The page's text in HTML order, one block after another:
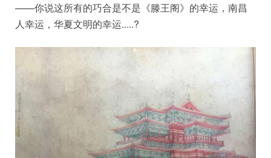
——你说这所有的巧合是不是《滕王阁》的幸运，南昌
人幸运，华夏文明的幸运.....?